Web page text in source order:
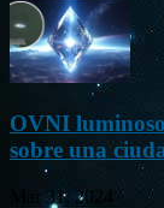
OVNI
sobre una
Mar 31, 2024